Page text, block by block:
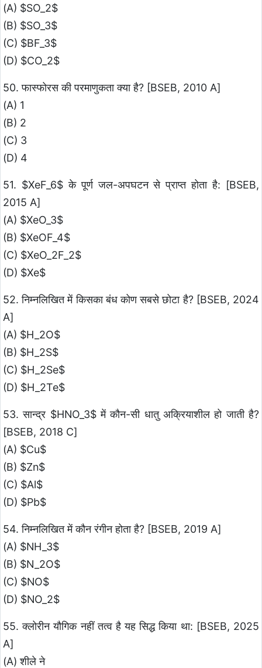
(A) $SO_2$
(B) $SO_3$
(C) $BF_3$
(D) $CO_2$
50. फास्फोरस की परमाणुकता क्या है? [BSEB, 2010 A]
(A) 1
(B) 2
(C) 3
(D) 4
51. $XeF_6$ के पूर्ण जल-अपघटन से प्राप्त होता है: [BSEB,
2015 A]
(A) $XeO_3$
(B) $XeOF_4$
(C) $XeO_2F_2$
(D) $Xe$
52. निम्नलिखित में किसका बंध कोण सबसे छोटा है? [BSEB, 2024
A]
(A) $H_2O$
(B) $H_2S$
(C) $H_2Se$
(D) $H_2Te$
53. सान्द्र $HNO_3$ में कौन-सी धातु अक्रियाशील हो जाती है?
[BSEB, 2018 C]
(A) $Cu$
(B) $Zn$
(C) $Al$
(D) $Pb$
54. निम्नलिखित में कौन रंगीन होता है? [BSEB, 2019 A]
(A) $NH_3$
(B) $N_2O$
(C) $NO$
(D) $NO_2$
55. क्लोरीन यौगिक नहीं तत्व है यह सिद्ध किया था: [BSEB, 2025
A]
(A) शीले ने